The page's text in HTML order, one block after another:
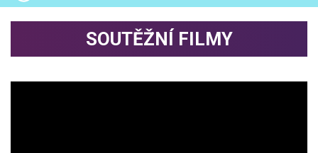
SOUTĚŽNÍ FILMY